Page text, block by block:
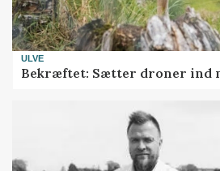
ULVE
Bekræftet: Sætter droner ind